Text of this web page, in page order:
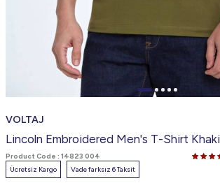
VOLTAJ
Lincoln Embroidered Men's T-Shirt Khaki
Product Code : 14823 004
Ücretsiz Kargo
Vade farksız 6 Taksit